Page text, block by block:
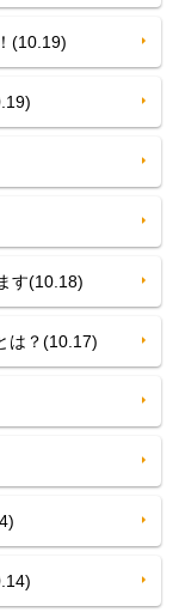
(10.19)
す(10.18)
は？(10.17)